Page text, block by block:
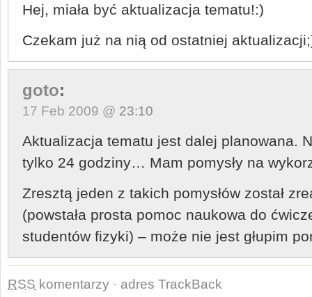
Hej, miała być aktualizacja tematu!:)
Czekam już na nią od ostatniej
goto:
17 Feb 2009 @ 23:10
Aktualizacja tematu jest dalej planowana.
tylko 24 godziny… Mam pomysły na
Zresztą jeden z takich pomysłów został
(powstała prosta pomoc naukowa do
studentów fizyki) – może nie jest głupim
RSS komentarzy · adres TrackBack